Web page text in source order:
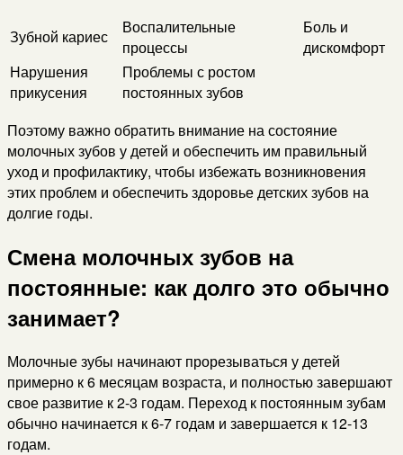
Зубной кариес
Воспалительные
процессы
Боль и
дискомфорт
Нарушения
прикусения
Проблемы с ростом
постоянных зубов
Поэтому важно обратить внимание на состояние
молочных зубов у детей и обеспечить им правильный
уход и профилактику, чтобы избежать возникновения
этих проблем и обеспечить здоровье детских зубов на
долгие годы.
Смена молочных зубов на
постоянные: как долго это обычно
занимает?
Молочные зубы начинают прорезываться у детей
примерно к 6 месяцам возраста, и полностью завершают
свое развитие к 2-3 годам. Переход к постоянным зубам
обычно начинается к 6-7 годам и завершается к 12-13
годам.